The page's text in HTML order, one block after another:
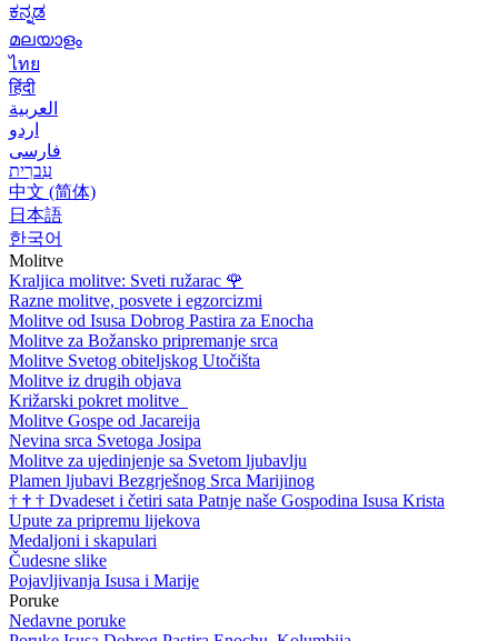
ಕನ್ನಡ
മലയാളം
ไทย
हिंदी
العربية
اردو
فارسی
עִברִית
中文 (简体)
日本語
한국어
Molitve
Kraljica molitve: Sveti ružarac 🌹
Razne molitve, posvete i egzorcizmi
Molitve od Isusa Dobrog Pastira za Enocha
Molitve za Božansko pripremanje srca
Molitve Svetog obiteljskog Utočišta
Molitve iz drugih objava
Križarski pokret molitve
Molitve Gospe od Jacareija
Nevina srca Svetoga Josipa
Molitve za ujedinjenje sa Svetom ljubavlju
Plamen ljubavi Bezgrješnog Srca Marijinog
† † † Dvadeset i četiri sata Patnje naše Gospodina Isusa Krista
Upute za pripremu lijekova
Medaljoni i skapulari
Čudesne slike
Pojavljivanja Isusa i Marije
Poruke
Nedavne poruke